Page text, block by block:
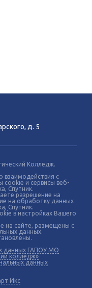
д. 5
Колледж.
взаимодействия с
cookie и сервисы веб-
Спутник.
разрешение на
на обработку данных
Спутник.
в настройках Вашего
на сайте, размещены с
данных.
данных ГАПОУ МО
колледж»
данных
Икс